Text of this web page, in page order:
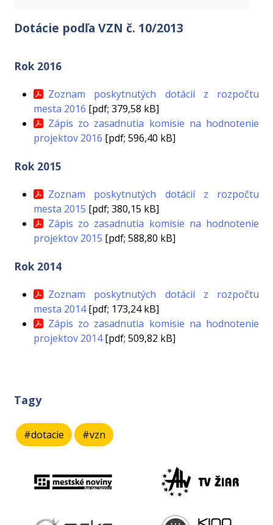
Dotácie podľa VZN č. 10/2013
Rok 2016
Zoznam poskytnutých dotácií z rozpočtu
mesta 2016 [pdf; 379,58 kB]
Zápis zo zasadnutia komisie na hodnotenie
projektov 2016 [pdf; 596,40 kB]
Rok 2015
Zoznam poskytnutých dotácií z rozpočtu
mesta 2015 [pdf; 380,15 kB]
Zápis zo zasadnutia komisie na hodnotenie
projektov 2015 [pdf; 588,80 kB]
Rok 2014
Zoznam poskytnutých dotácií z rozpočtu
mesta 2014 [pdf; 173,24 kB]
Zápis zo zasadnutia komisie na hodnotenie
projektov 2014 [pdf; 509,82 kB]
Tagy
#dotacie #vzn